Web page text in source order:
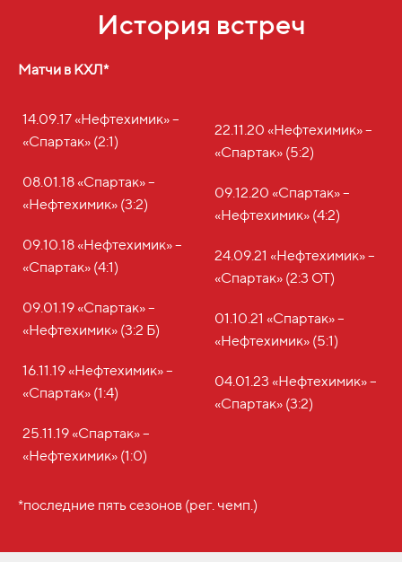
История встреч
Матчи в КХЛ*
14.09.17 «Нефтехимик» –
«Спартак» (2:1)
08.01.18 «Спартак» –
«Нефтехимик» (3:2)
09.10.18 «Нефтехимик» –
«Спартак» (4:1)
09.01.19 «Спартак» –
«Нефтехимик» (3:2 Б)
16.11.19 «Нефтехимик» –
«Спартак» (1:4)
25.11.19 «Спартак» –
«Нефтехимик» (1:0)
22.11.20 «Нефтехимик» –
«Спартак» (5:2)
09.12.20 «Спартак» –
«Нефтехимик» (4:2)
24.09.21 «Нефтехимик» –
«Спартак» (2:3 ОТ)
01.10.21 «Спартак» –
«Нефтехимик» (5:1)
04.01.23 «Нефтехимик» –
«Спартак» (3:2)
*последние пять сезонов (рег. чемп.)